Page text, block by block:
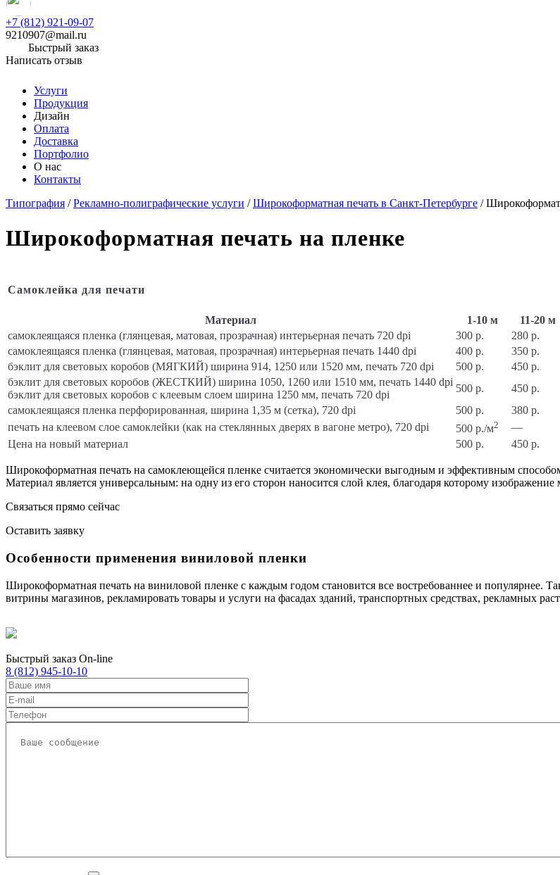
+7 (812) 921-09-07
9210907@mail.ru
Быстрый заказ
Написать отзыв
Услуги
Продукция
Дизайн
Оплата
Доставка
Портфолио
О нас
Контакты
Типография /Рекламно-полиграфические услуги /Широкоформатная печать в Санкт-Петербурге /
Широкоформатная печать на пленке
Самоклейка для печати
Материал 1-10 м 11-20 м
самоклеящаяся пленка (глянцевая, матовая, прозрачная) интерьерная печать 720 dpi
300 р. 280 р.
самоклеящаяся пленка (глянцевая, матовая, прозрачная) интерьерная печать 1440 dpi
400 р. 350 р.
бэклит для световых коробов (МЯГКИЙ) ширина 914, 1250 или 1520 мм, печать 720 dpi
500 р. 450 р.
бэклит для световых коробов (ЖЕСТКИЙ) ширина 1050, 1260 или 1510 мм, печать 1440 dpi
бэклит для световых коробов с клеевым слоем ширина 1250 мм, печать 720 dpi
500 р. 450 р.
самоклеящаяся пленка перфорированная, ширина 1,35 м (сетка), 720 dpi
500 р. 380 р.
печать на клеевом слое самоклейки (как на стеклянных дверях в вагоне метро), 720 dpi
500 р./м2 —
Цена на новый материал
500 р. 450 р.
Широкоформатная печать на самоклеющейся пленке считается экономически выгодным и эффективным
Материал является универсальным: на одну из его сторон наносится слой клея, благодаря которому
Связаться прямо сейчас
Оставить заявку
Особенности применения виниловой пленки
Широкоформатная печать на виниловой пленке с каждым годом становится все востребованнее и популярнее.
витрины магазинов, рекламировать товары и услуги на фасадах зданий, транспортных средствах, рекламных
Быстрый заказ On-line
8 (812) 945-10-10